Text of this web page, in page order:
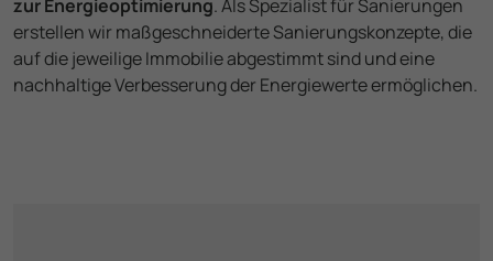
zur Energieoptimierung. Als Spezialist für Sanierungen
erstellen wir maßgeschnei­derte Sanierungs­konzepte, die
auf die jeweilige Immobilie abgestimmt sind und eine
nach­haltige Verbesserung der Energiewerte ermöglichen.